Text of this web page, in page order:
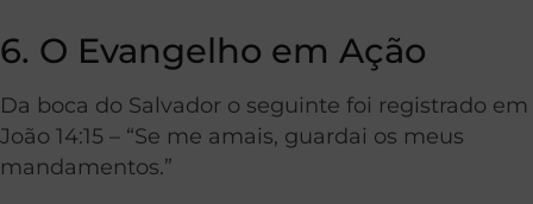
6. O Evangelho em Ação
Da boca do Salvador o seguinte foi registrado em
João 14:15 – “Se me amais, guardai os meus
mandamentos.”